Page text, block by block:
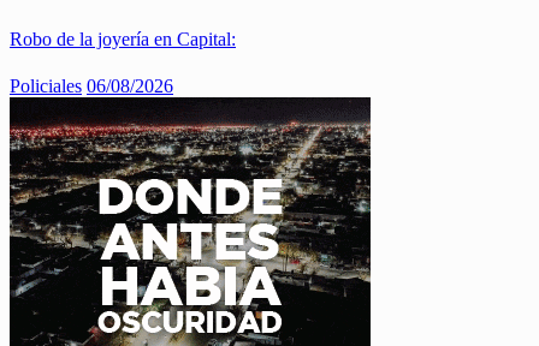
Robo de la joyería en Capital:
Policiales 06/08/2026